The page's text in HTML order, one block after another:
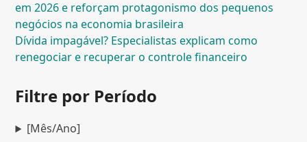
em 2026 e reforçam protagonismo dos pequenos
negócios na economia brasileira
Dívida impagável? Especialistas explicam como
renegociar e recuperar o controle financeiro
Filtre por Período
[Mês/Ano]